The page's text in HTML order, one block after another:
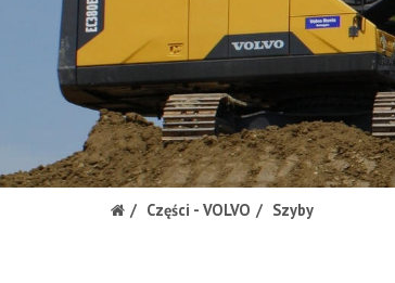
Części - VOLVO Szyby